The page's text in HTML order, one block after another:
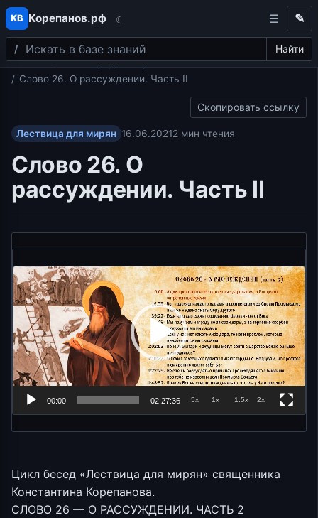
Перейти к содержимому
КВ Корепанов.рф ☾
Поиск Найти
✎
Главная
Лествица для мирян
Слово 26. О рассуждении. Часть II
Скопировать ссылку
Лествица для мирян 16.06.20212 мин чтения
Слово 26. О
рассуждении. Часть II
00:00 02:27:36 .5x 1x 1.5x 2x
Цикл бесед «Лествица для мирян» священника
Константина Корепанова.
СЛОВО 26 — О РАССУЖДЕНИИ. ЧАСТЬ 2